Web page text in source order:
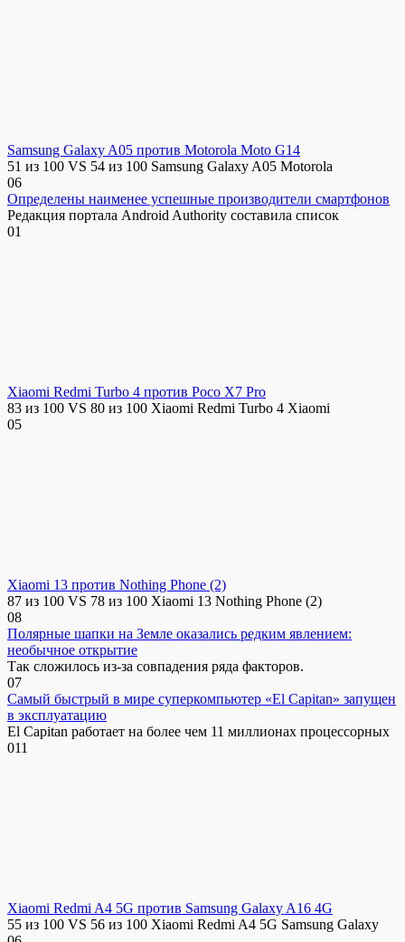
Samsung Galaxy A05 против Motorola Moto G14
51 из 100 VS 54 из 100 Samsung Galaxy A05 Motorola
06
Определены наименее успешные производители смартфонов
Редакция портала Android Authority составила список
01
Xiaomi Redmi Turbo 4 против Poco X7 Pro
83 из 100 VS 80 из 100 Xiaomi Redmi Turbo 4 Xiaomi
05
Xiaomi 13 против Nothing Phone (2)
87 из 100 VS 78 из 100 Xiaomi 13 Nothing Phone (2)
08
Полярные шапки на Земле оказались редким явлением:
необычное открытие
Так сложилось из-за совпадения ряда факторов.
07
Самый быстрый в мире суперкомпьютер «El Capitan» запущен
в эксплуатацию
El Capitan работает на более чем 11 миллионах процессорных
011
Xiaomi Redmi A4 5G против Samsung Galaxy A16 4G
55 из 100 VS 56 из 100 Xiaomi Redmi A4 5G Samsung Galaxy